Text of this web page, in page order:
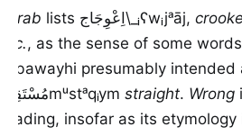
ʕarab lists اِعْوِجَاج\_ᵢʕwᵢjᵃāj,
etc., as the sense of some
Sībawayhi presumably
مُسْتَقِيمmᵘstᵃqᵢym straight. Wrong
reading, insofar as its